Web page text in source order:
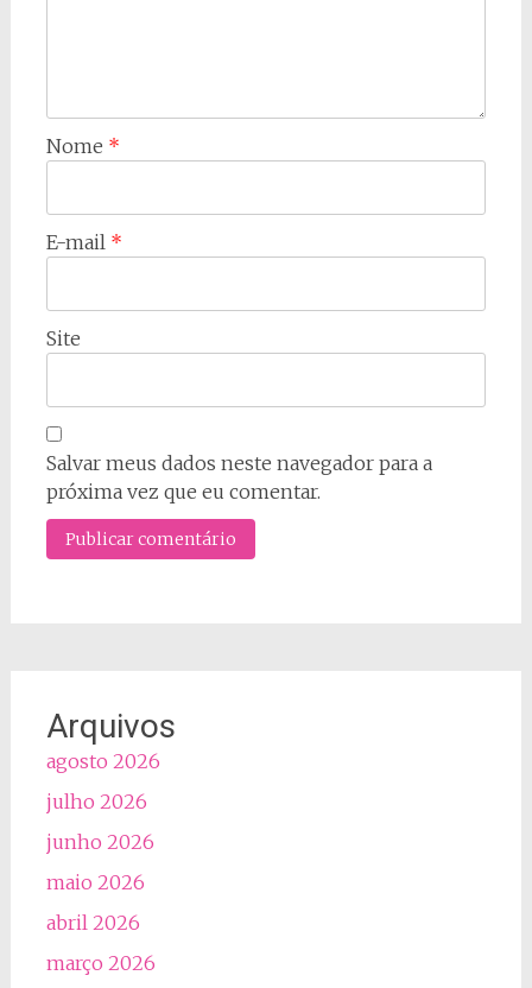
Nome *
E-mail *
Site
Salvar meus dados neste navegador para a
próxima vez que eu comentar.
Arquivos
agosto 2026
julho 2026
junho 2026
maio 2026
abril 2026
março 2026